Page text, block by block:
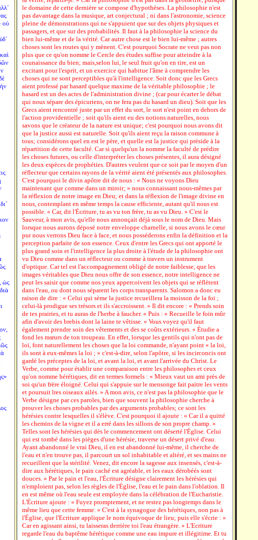
οὐ
ὡς
le domaine de cette dernière se compose d'hypothèses. La philosophie n'est
pas davantage dans la musique, art conjectural ; ni dans l'astronomie, science
pleine de démonstrations qui ne s'appuient que sur des objets physiques et
passagers, et que sur des probabilités. Il faut à la philosophie la science du
bien lui-même et de la vérité. Car autre chose est le bien lui-même ; autres
choses sont les routes qui y mènent. C'est pourquoi Socrate ne veut pas non
plus que ce qu'on nomme le Cercle des études suffise pour atteindre à la
counaissance du bien; mais,selon lui, le seul fruit qu'on en tire, est un
excitant pour l'esprit, et un exercice qui habitue l'âme à comprendre les
choses qui ne sont perceptibles qu'à l'intelligence. Soit donc que les Grecs
aient professé par hasard quelque maxime de la véritable philosophie ; le
hasard est un des actes de l'administration divine ; (car pour écarter le débat
qui nous sépare des épicuriens, on ne fera pas du hasard un dieu). Soit que les
Grecs aient rencontré juste par un effet du sort, le sort n'est point en dehors de
l'action providentielle ; soit qu'ils aient eu des notions naturelles, nous
savons que le créateur de la nature est unique; c'est pourquoi nous avons dit
que la justice aussi est naturelle. Soit qu'ils aient reçu la raison commune à
tous; considérons quel en est le père, et quelle est la justice qui préside à la
répartition de cette faculté. Car si quelqu'un la nomme la faculté de prédire
les choses futures, ou celle d'interpréter les choses présentes, il aura désigné
les deux espèces de prophéties. D'autres veulent que ce soit par le moyen d'un
réflecteur que certains rayons de la vérité aient été présentés aux philosophes.
C'est pourquoi le divin apôtre dit de nous : « Nous ne voyons Dieu
maintenant que comme dans un miroir; » nous connaissant nous-mêmes par
la réflexion de notre image en Dieu; et dans la réflexion de l'image divine en
nous, contemplant en même temps la cause efficiente, autant qu'il nous est
possible. « Car, dit l'Écriture, tu as vu ton frère, tu as vu Dieu. » C'est le
Sauveur, à mon avis, qu'elle nous annonçait déjà sous le nom de Dieu. Mais
lorsque nous aurons déposé notre enveloppe charnelle, si nous avons le cœur
pur nous verrons Dieu face à face, et nous posséderons enfin la définition et la
perception parfaite de son essence. Ceux d'entre les Grecs qui ont apporté le
plus grand soin et l'intelligence la plus droite à l'étude de la philosophie ont
vu Dieu comme dans un réflecteur ou comme à travers un instrument
d'optique. Car tel est l'accompagnement obligé de notre faiblesse, que les
images véritables que Dieu nous offre de son essence, notre intelligence ne
peut les saisir que comme nos yeux appercoivent les objets qui se réflètent
dans l'eau, ou dont nous séparent les corps transparents. Salomon a donc eu
raison de dire : « Celui qui sème la justice recueillera la moisson de la foi ;
celui-là prodigue ses trésors et ils s'accroissent. » Il dit encore : « Prends soin
de tes prairies, et tu auras de l'herbe à faucher. « Puis : « Recueille le foin mûr
afin d'avoir des brebis dont la laine te vêtisse. » Vous voyez qu'il faut
également prendre soin des vêtements et des se coûts extérieurs. « Étudie a
fond les mœurs de ton troupeau. En effet, lorsque les gentils qui n'ont pas de
loi, font naturellement les choses que la loi commande, n'ayant point « la loi,
ils sont à eux-mêmes la loi ; » c'est-à-dire, selon l'apôtre, si les incirconcis ont
gardé les préceptes de la loi, et avant la loi, et avant l'arrivée du Christ. Le
Verbe, comme pour établir une comparaison entre les philosophes et ceux
qu'on nomme hérétiques, dit en termes formels : « Mieux vaut un ami près de
soi qu'un frère éloigné. Celui qui s'appuie sur le mensonge fait paitre les vents
et poursuit lres oiseaux ailés. » A mon avis, ce n'est pas la philosophie que le
Verbe désigne par ces paroles, bien que souvent la philosophie cherche à
prouver les choses probables par des arguments probables; ce sont les
hérésies contre lesquelles il s'élève. C'est pourquoi il ajoute : « Car il a quitté
les chemins de la vigne et il a erré dans les sillons de son propre champ. »
Telles sont les hérésies qui dès le commencement ont déserté l'Église. Celui
qui est tombé dans les pièges d'une hérésie, traverse un désert privé d'eau.
Ayant abandonné le vrai Dieu, il en est abandonné lui-même, il cherche de
l'eau et n'en trouve pas, il parcourt un sol inhabitable et altéré, et ses mains ne
recueillent que la stérilité. Venez, dit encore la sagesse aux insensés, c'est-à-
dire aux hérétiques, le pain caché est agréable, et les eaux dérobéés sont
douces. » Par le pain et l'eau, l'Écriture désigne clairement les hérésies qui
n'emploient pas, selon les règles de l'Église, l'eau et le pain dans l'oblation. Il
en est même où l'eau seule est employée dans la célébration de l'Eucharistie.
L'Écriture ajoute : « Fuyez promptement, et ne restez pas longtemps dans le
même lieu que cette femme. » C'est à la synagogue des hérétiques, non pas à
l'Église, que l'Ecriture applique le nom équivoque de lieu; puis elle s'écrie : »
Car en agissant ainsi, tu laisseras derrière toi l'eau étrangère. » L'Ecriture
regarde l'eau du baptême hérétique comme une eau impure et illégitime. Et tu